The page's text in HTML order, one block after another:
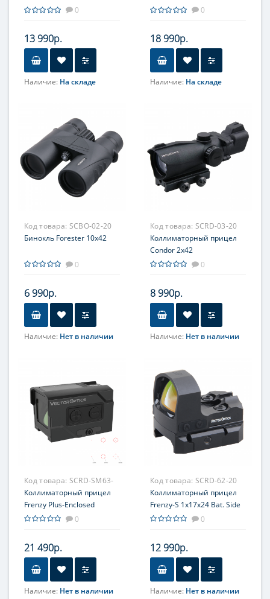
0
13 990р.
Наличие: На складе
Reticles
0
18 990р.
Наличие: На складе
Точка 2MOA, круг
перекрестия, круг с точкой
Код товара: SCBO-02-20
Бинокль Forester 10x42
0
6 990р.
Наличие: Нет в наличии
Центральная
Код товара: SCRD-03-20
Коллиматорный прицел
Condor 2x42
0
8 990р.
Наличие: Нет в наличии
Прицельная сетка
Red Dot, Green Dot
Код товара: SCRD-SM63-
20
Коллиматорный прицел
Frenzy Plus-Enclosed
1x18x20 SOL Multi Reticle
0
21 490р.
Наличие: Нет в наличии
Код товара: SCRD-62-20
Коллиматорный прицел
Frenzy-S 1x17x24 Bat. Side
Loading
0
12 990р.
Наличие: Нет в наличии